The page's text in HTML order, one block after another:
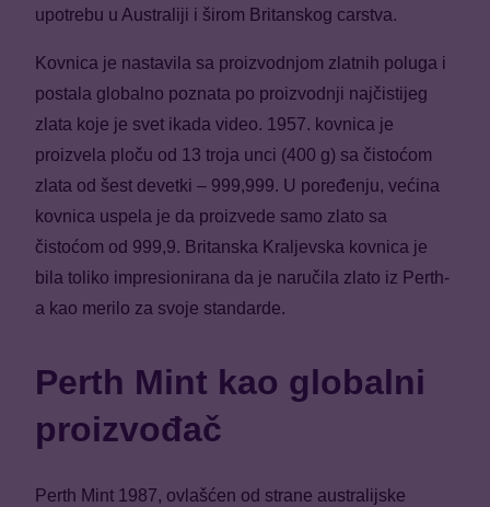
upotrebu u Australiji i širom Britanskog carstva.
Kovnica je nastavila sa proizvodnjom zlatnih poluga i
postala globalno poznata po proizvodnji najčistijeg
zlata koje je svet ikada video. 1957. kovnica je
proizvela ploču od 13 troja unci (400 g) sa čistoćom
zlata od šest devetki – 999,999. U poređenju, većina
kovnica uspela je da proizvede samo zlato sa
čistoćom od 999,9. Britanska Kraljevska kovnica je
bila toliko impresionirana da je naručila zlato iz Perth-
a kao merilo za svoje standarde.
Perth Mint kao globalni
proizvođač
Perth Mint 1987, ovlašćen od strane australijske